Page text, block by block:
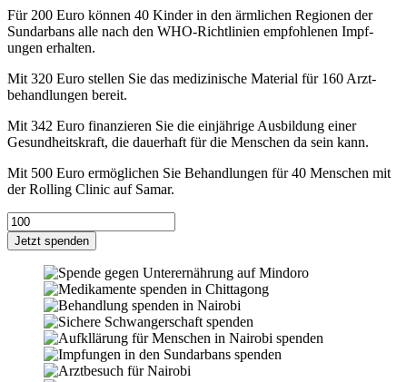
Für 200 Euro können 40 Kinder in den ärmlichen Regionen der
Sundarbans alle nach den WHO-Richtl­inien empfoh­lenen Impf­
ungen er­halten.
Mit 320 Euro stellen Sie das medi­zinische Material für 160 Arzt­
behand­lungen bereit.
Mit 342 Euro finan­­zieren Sie die ein­jährige Aus­­bildung einer
Gesund­heits­kraft, die dauer­haft für die Menschen da sein kann.
Mit 500 Euro ermöglichen Sie Behandlungen für 40 Menschen mit
der Rolling Clinic auf Samar.
Jetzt spenden